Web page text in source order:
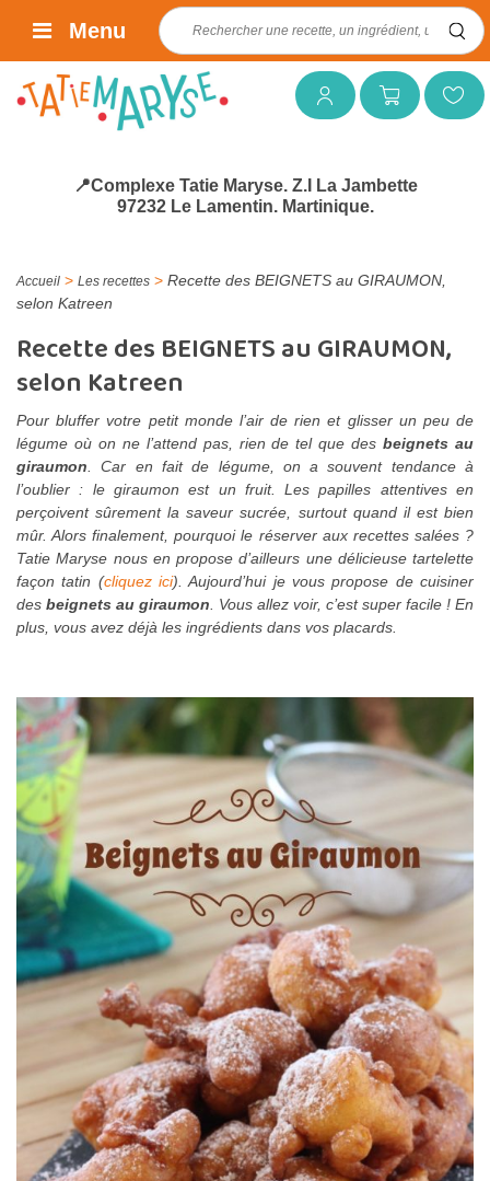
Mon compteMon panierMes favoris
Rechercher :
Menu
📍Complexe Tatie Maryse. Z.I La Jambette
97232 Le Lamentin. Martinique.
Accueil > Les recettes > Recette des BEIGNETS au GIRAUMON,
selon Katreen
Recette des BEIGNETS au GIRAUMON,
selon Katreen
Pour bluffer votre petit monde l’air de rien et glisser un peu de
légume où on ne l’attend pas, rien de tel que desbeignets au
giraumon . Car en fait de légume, on a souvent tendance à
l’oublier : le giraumon est un fruit. Les papilles attentives en
perçoivent sûrement la saveur sucrée, surtout quand il est bien
mûr. Alors finalement, pourquoi le réserver aux recettes salées ?
Tatie Maryse nous en propose d’ailleurs une délicieuse tartelette
façon tatin (cliquez ici). Aujourd’hui je vous propose de cuisiner
des beignets au giraumon . Vous allez voir, c’est super facile ! En
plus, vous avez déjà les ingrédients dans vos placards.